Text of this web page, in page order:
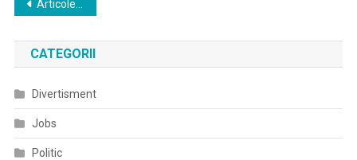
în
articole
Articole mai vechi
CATEGORII
Divertisment
Jobs
Politic